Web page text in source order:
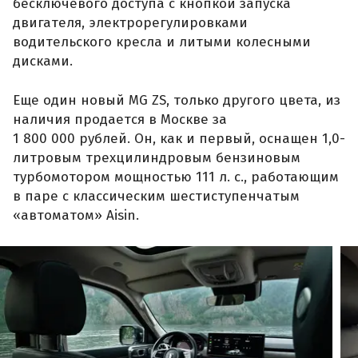
двигателя, электрорегулировками
водительского кресла и литыми колесными
дисками.
Еще один новый MG ZS, только другого цвета, из
наличия продается в Москве за
1 800 000 рублей. Он, как и первый, оснащен 1,0-
литровым трехцилиндровым бензиновым
турбомотором мощностью 111 л. с., работающим
в паре с классическим шестиступенчатым
«автоматом» Aisin.